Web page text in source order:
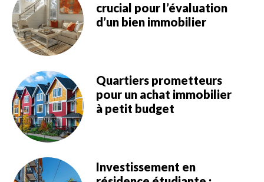
crucial pour l’évaluation
d’un bien immobilier
Quartiers prometteurs
pour un achat immobilier
à petit budget
Investissement en